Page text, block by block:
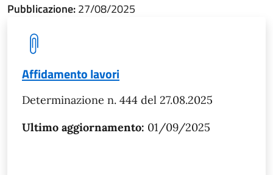
Pubblicazione:27/08/2025
Affidamento lavori
Determinazione n. 444 del 27.08.2025
Ultimo aggiornamento: 01/09/2025